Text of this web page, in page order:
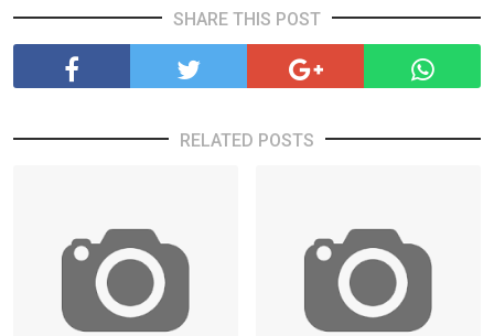
SHARE THIS POST
RELATED POSTS